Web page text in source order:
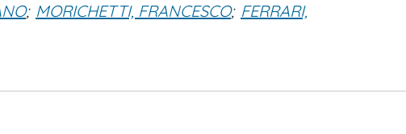
; MORICHETTI, FRANCESCO; FERRARI,